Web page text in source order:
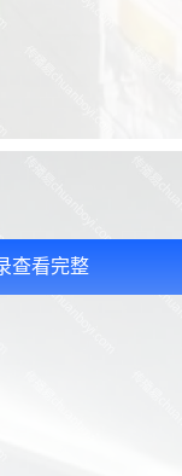
查看完整